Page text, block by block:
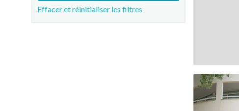
Effacer et réinitialiser les filtres